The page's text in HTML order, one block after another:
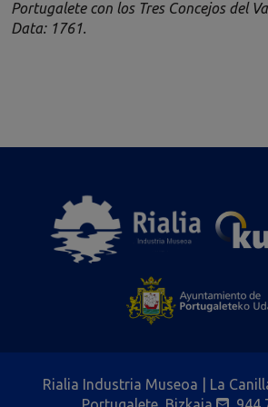
Portugalete con los Tres Concejos del
Data: 1761.
Rialia Industria Museoa | La